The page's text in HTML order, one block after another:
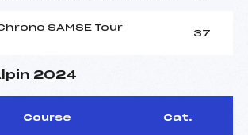
SAMSE Tour
37
2024
Course Cat.